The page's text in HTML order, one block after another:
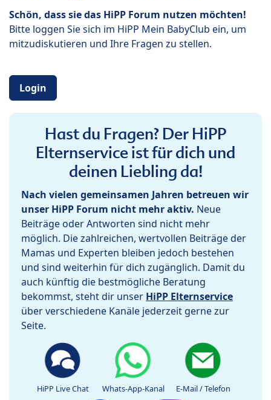
Schön, dass sie das HiPP Forum nutzen möchten!
Bitte loggen Sie sich im HiPP Mein BabyClub ein, um
mitzudiskutieren und Ihre Fragen zu stellen.
Login
Hast du Fragen? Der HiPP
Elternservice ist für dich und
deinen Liebling da!
Nach vielen gemeinsamen Jahren betreuen wir
unser HiPP Forum nicht mehr aktiv. Neue
Beiträge oder Antworten sind nicht mehr
möglich. Die zahlreichen, wertvollen Beiträge der
Mamas und Experten bleiben jedoch bestehen
und sind weiterhin für dich zugänglich. Damit du
auch künftig die bestmögliche Beratung
bekommst, steht dir unser HiPP Elternservice
über verschiedene Kanäle jederzeit gerne zur
Seite.
HiPP Live Chat Whats-App-Kanal E-Mail / Telefon